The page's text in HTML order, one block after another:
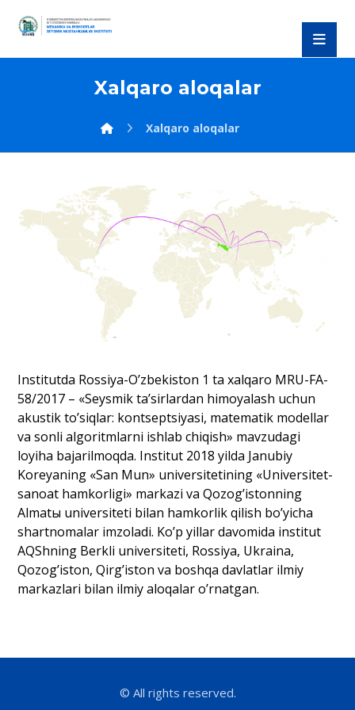
Xalqaro aloqalar
Xalqaro aloqalar
Institutda Rossiya-Oʼzbekiston 1 ta xalqaro MRU-FA-
58/2017 – «Seysmik taʼsirlardan himoyalash uchun
akustik toʼsiqlar: kontseptsiyasi, matematik modellar
va sonli algoritmlarni ishlab chiqish» mavzudagi
loyiha bajarilmoqda. Institut 2018 yilda Janubiy
Koreyaning «San Mun» universitetining «Universitet-
sanoat hamkorligi» markazi va Qozogʼistonning
Аlmatы universiteti bilan hamkorlik qilish boʼyicha
shartnomalar imzoladi. Koʼp yillar davomida institut
АQShning Berkli universiteti, Rossiya, Ukraina,
Qozogʼiston, Qirgʼiston va boshqa davlatlar ilmiy
markazlari bilan ilmiy aloqalar oʼrnatgan.
© All rights reserved.